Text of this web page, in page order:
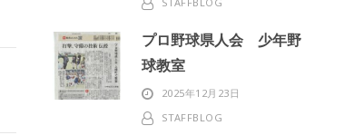
プロ野球県人会 少年野
球教室
2025年12月23日
STAFFBLOG